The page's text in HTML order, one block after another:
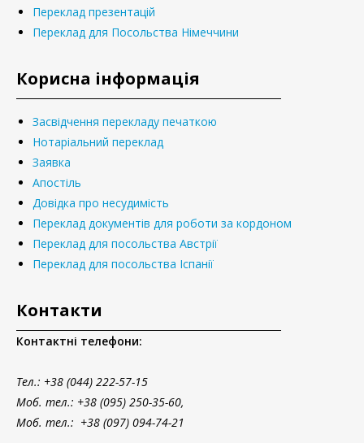
Переклад презентацій
Переклад для Посольства Німеччини
Корисна інформація
Засвідчення перекладу печаткою
Нотаріальний переклад
Заявка
Апостіль
Довідка про несудимість
Переклад документів для роботи за кордоном
Переклад для посольства Австрії
Переклад для посольства Іспанії
Контакти
Контактні телефони:
Тел.: +38 (044) 222-57-15
Моб. тел.: +38 (095) 250-35-60,
Моб. тел.: +38 (097) 094-74-21